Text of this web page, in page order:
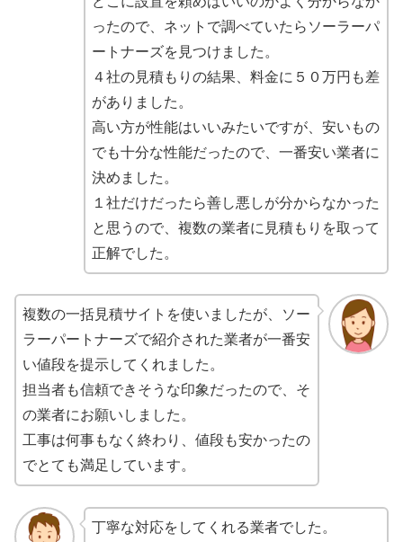
ったので、ネットで調べていたらソーラーパ
ートナーズを見つけました。
４社の見積もりの結果、料金に５０万円も差
がありました。
高い方が性能はいいみたいですが、安いもの
でも十分な性能だったので、一番安い業者に
決めました。
１社だけだったら善し悪しが分からなかった
と思うので、複数の業者に見積もりを取って
正解でした。
複数の一括見積サイトを使いましたが、ソー
ラーパートナーズで紹介された業者が一番安
い値段を提示してくれました。
担当者も信頼できそうな印象だったので、そ
の業者にお願いしました。
工事は何事もなく終わり、値段も安かったの
でとても満足しています。
丁寧な対応をしてくれる業者でした。